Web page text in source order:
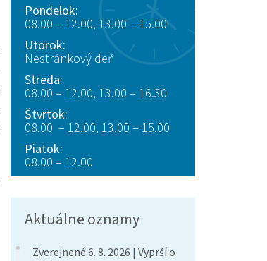
Pondelok:
08.00 – 12.00, 13.00 – 15.00
Utorok:
Nestránkový deň
Streda:
08.00 – 12.00, 13.00 – 16.30
Štvrtok:
08.00 – 12.00, 13.00 – 15.00
Piatok:
08.00 – 12.00
Aktuálne oznamy
Zverejnené 6. 8. 2026 | Vyprší o